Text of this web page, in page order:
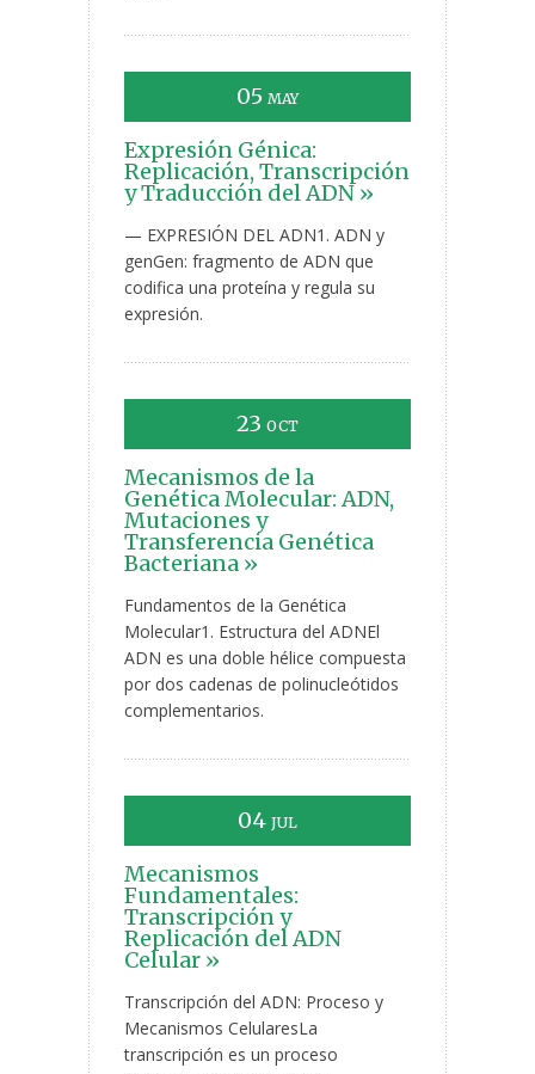
05 MAY
Expresión Génica:
Replicación, Transcripción
y Traducción del ADN »
— EXPRESIÓN DEL ADN1. ADN y
genGen: fragmento de ADN que
codifica una proteína y regula su
expresión.
23 OCT
Mecanismos de la
Genética Molecular: ADN,
Mutaciones y
Transferencia Genética
Bacteriana »
Fundamentos de la Genética
Molecular1. Estructura del ADNEl
ADN es una doble hélice compuesta
por dos cadenas de polinucleótidos
complementarios.
04 JUL
Mecanismos
Fundamentales:
Transcripción y
Replicación del ADN
Celular »
Transcripción del ADN: Proceso y
Mecanismos CelularesLa
transcripción es un proceso